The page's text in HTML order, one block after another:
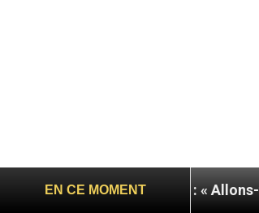
EN CE MOMENT
pape à Assise : « Allons-y ! Let’s go ! »